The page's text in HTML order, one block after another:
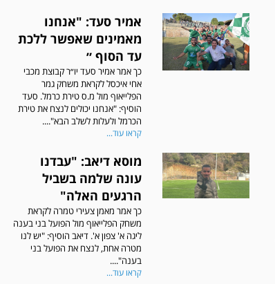
אמיר סעד: "אנחנו
מאמינים שאפשר ללכת
עד הסוף ״
כך אמר אמיר סעד יו״ר קבוצת מכבי
אחי איכסל לקראת משחק גמר
הפלייאוף מול מ.ס טירת כרמל. סעד
הוסיף: "אנחנו יכולים לנצח את טירת
הכרמל ולעלות לשלב הבא"....
קראו עוד...
מוסא דיאב: "עבדנו
עונה שלמה בשביל
הרגעים האלה"
כך אמר מאמן צעירי טמרה לקראת
משחק הפלייאוף מול הפועל בני בענה
ליגה א' צפון א'. דיאב הוסיף: "יש לנו
מטרה אחת, לנצח את הפועל בני
בענה"....
קראו עוד...